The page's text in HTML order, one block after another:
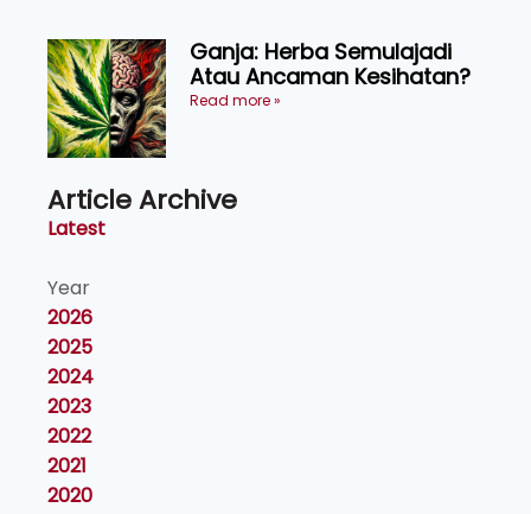
Ganja: Herba Semulajadi
Atau Ancaman Kesihatan?
Read more »
Article Archive
Latest
Year
2026
2025
2024
2023
2022
2021
2020